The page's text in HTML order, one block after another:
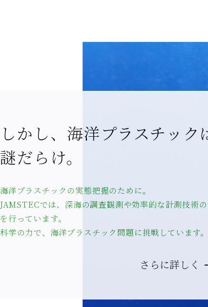
しかし、海洋プラスチック
謎だらけ。
海洋プラスチックの実態把握のために。
JAMSTECでは、深海の調査観測や効率的な計測技術
を行っています。
科学の力で、海洋プラスチック問題に挑戦しています。
さらに詳しく